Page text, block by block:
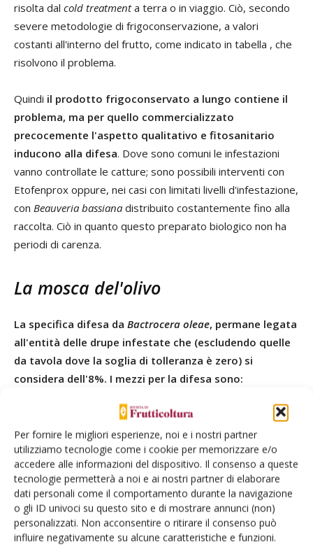
Per fornire le migliori esperienze, noi e i nostri partner
utilizziamo tecnologie come i cookie per memorizzare e/o
accedere alle informazioni del dispositivo. Il consenso a queste
tecnologie permetterà a noi e ai nostri partner di elaborare
dati personali come il comportamento durante la navigazione
o gli ID univoci su questo sito e di mostrare annunci (non)
personalizzati. Non acconsentire o ritirare il consenso può
influire negativamente su alcune caratteristiche e funzioni.
risolta dal cold treatmenta terra o in viaggio. Ciò, secondo
severe metodologie di frigoconservazione, a valori
costanti all'interno del frutto, come indicato in tabella , che
risolvono il problema.
Quindi il prodotto frigoconservato a lungo contiene il
problema, ma per quello commercializzato
precocemente l'aspetto qualitativo e fitosanitario
inducono alla difesa. Dove sono comuni le infestazioni
vanno controllate le catture; sono possibili interventi con
Etofenprox oppure, nei casi con limitati livelli d'infestazione,
con Beauveria bassiana distribuito costantemente fino alla
raccolta. Ciò in quanto questo preparato biologico non ha
periodi di carenza.
La mosca del'olivo
La specifica difesa da Bactrocera oleae, permane legata
all'entità delle drupe infestate che (escludendo quelle
da tavola dove la soglia di tolleranza è zero) si
considera dell'8%. I mezzi per la difesa sono:
pannelli trappola con Lambda
cyalotrin (o altro) e feromone;
oltre all'attrattivo a base di bicarbonato d'ammonio;
esche proteiche attivate con Dimetoato o Deltametrina
distribuite sulla parte esposta al sole a grandi gocce;
esca attrattiva, di recente introduzione, in miscela con
Spinosad, distribuita a 1-1,2 l/ha (con 4-15 litri d'acqua),
sulla parte esposta al sole, con getto unico, su banda di